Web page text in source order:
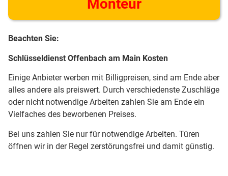
Monteur
Beachten Sie:
Schlüsseldienst Offenbach am Main Kosten
Einige Anbieter werben mit Billigpreisen, sind am Ende aber
alles andere als preiswert. Durch verschiedenste Zuschläge
oder nicht notwendige Arbeiten zahlen Sie am Ende ein
Vielfaches des beworbenen Preises.
Bei uns zahlen Sie nur für notwendige Arbeiten. Türen
öffnen wir in der Regel zerstörungsfrei und damit günstig.